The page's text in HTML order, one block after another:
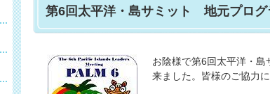
第6回太平洋・島サミット 地元プログ
お陰様で第6回太平洋・
来ました。皆様のご協力